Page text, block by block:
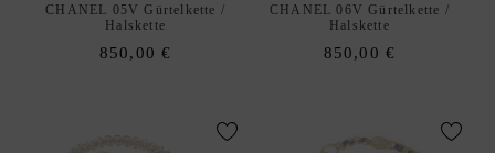
CHANEL 05V Gürtelkette /
Halskette
850,00€
CHANEL 06V Gürtelkette /
Halskette
850,00 €